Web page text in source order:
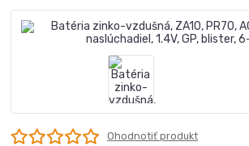
Ohodnotiť produkt